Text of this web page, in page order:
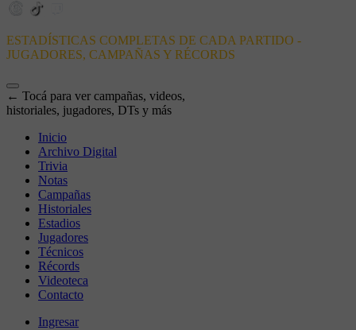
ESTADÍSTICAS COMPLETAS DE CADA PARTIDO -
JUGADORES, CAMPAÑAS Y RÉCORDS
← Tocá para ver campañas, videos,
historiales, jugadores, DTs y más
Inicio
Archivo Digital
Trivia
Notas
Campañas
Historiales
Estadios
Jugadores
Técnicos
Récords
Videoteca
Contacto
Ingresar